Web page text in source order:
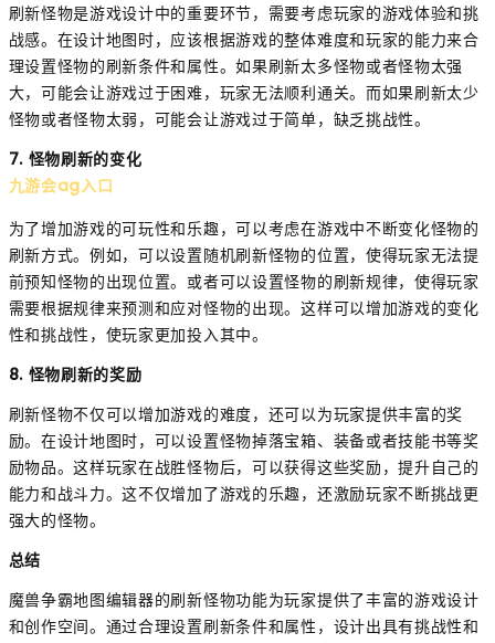
刷新怪物是游戏设计中的重要环节，需要考虑玩家的游戏体验和挑
战感。在设计地图时，应该根据游戏的整体难度和玩家的能力来合
理设置怪物的刷新条件和属性。如果刷新太多怪物或者怪物太强
大，可能会让游戏过于困难，玩家无法顺利通关。而如果刷新太少
怪物或者怪物太弱，可能会让游戏过于简单，缺乏挑战性。
7. 怪物刷新的变化
九游会ag入口
为了增加游戏的可玩性和乐趣，可以考虑在游戏中不断变化怪物的
刷新方式。例如，可以设置随机刷新怪物的位置，使得玩家无法提
前预知怪物的出现位置。或者可以设置怪物的刷新规律，使得玩家
需要根据规律来预测和应对怪物的出现。这样可以增加游戏的变化
性和挑战性，使玩家更加投入其中。
8. 怪物刷新的奖励
刷新怪物不仅可以增加游戏的难度，还可以为玩家提供丰富的奖
励。在设计地图时，可以设置怪物掉落宝箱、装备或者技能书等奖
励物品。这样玩家在战胜怪物后，可以获得这些奖励，提升自己的
能力和战斗力。这不仅增加了游戏的乐趣，还激励玩家不断挑战更
强大的怪物。
总结
魔兽争霸地图编辑器的刷新怪物功能为玩家提供了丰富的游戏设计
和创作空间。通过合理设置刷新条件和属性，设计出具有挑战性和